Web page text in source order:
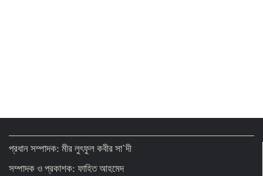
Biman sends engineers to Rome to repair
grounded aircraft
প্রধান সম্পাদক: মীর লুৎফুল কবীর সা`দী
সম্পাদক ও প্রকাশক: ফাহিত আহমেদ